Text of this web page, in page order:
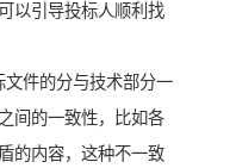
以引导投标人顺利找
件的分与技术部分一
间的一致性，比如各
的内容，这种不一致